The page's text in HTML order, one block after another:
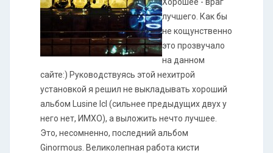
лучшего. Как бы
не кощунственно
это прозвучало
на данном
сайте:) Руководствуясь этой нехитрой
установкой я решил не выкладывать хороший
альбом Lusine Icl (сильнее предыдущих двух у
него нет, ИМХО), а выложить нечто лучшее.
Это, несомненно, последний альбом
Ginormous. Великолепная работа кисти